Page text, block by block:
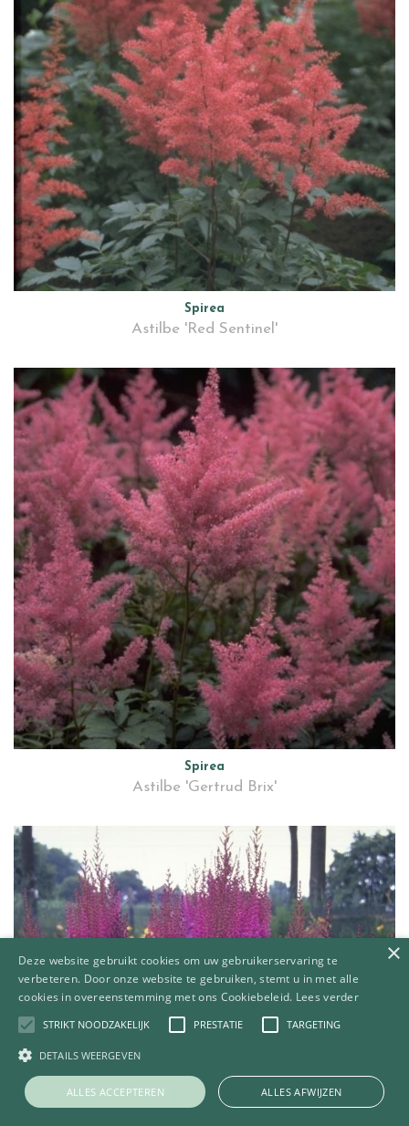
Spirea
Astilbe 'Red Sentinel'
Spirea
Astilbe 'Gertrud Brix'
×
Deze website gebruikt cookies om uw gebruikerservaring te
verbeteren. Door onze website te gebruiken, stemt u in met alle
cookies in overeenstemming met ons Cookiebeleid. Lees verder
STRIKT NOODZAKELIJK PRESTATIE TARGETING
DETAILS WEERGEVEN
ALLES ACCEPTEREN ALLES AFWIJZEN